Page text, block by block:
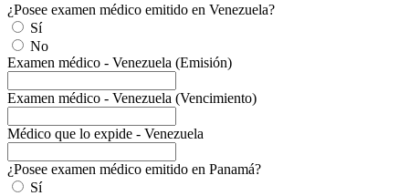
¿Posee examen médico emitido en Venezuela?
Sí
No
Examen médico - Venezuela (Emisión)
Examen médico - Venezuela (Vencimiento)
Médico que lo expide - Venezuela
¿Posee examen médico emitido en Panamá?
Sí